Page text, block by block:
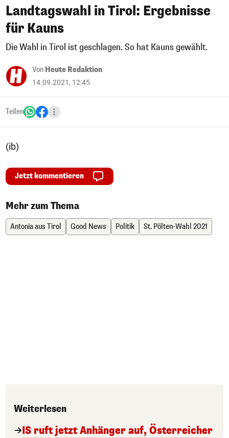
Landtagswahl in Tirol: Ergebnisse
für Kauns
Die Wahl in Tirol ist geschlagen. So hat Kauns gewählt.
Von Heute Redaktion
14.09.2021, 12:45
Teilen
(ib)
Jetzt kommentieren
Mehr zum Thema
Antonia aus Tirol Good News Politik St. Pölten-Wahl 2021
Weiterlesen
IS ruft jetzt Anhänger auf, Österreicher